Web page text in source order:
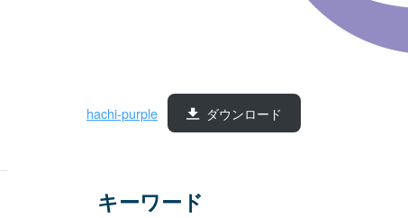
hachi-purple ダウンロード
キーワード